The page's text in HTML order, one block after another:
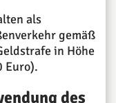
als
gemäß
in Höhe
Euro).
des